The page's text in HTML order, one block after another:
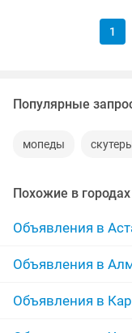
1
Популярные
мопеды
Похожие в городах
Объявления в
Объявления в
Объявления в